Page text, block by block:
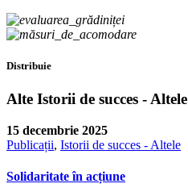
Distribuie
Alte Istorii de succes - Altele
15 decembrie 2025
Publicații, Istorii de succes - Altele
Solidaritate în acțiune